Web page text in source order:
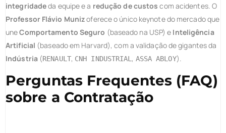
integridadeda equipe e a redução de custos com acidentes. O
Professor Flávio Munizoferece o único keynote do mercado que
uneComportamento Seguro (baseado na USP) e Inteligência
Artificial (baseado em Harvard), com a validação de gigantes da
Indústria(RENAULT, CNH INDUSTRIAL , ASSA ABLOY).
Perguntas Frequentes (FAQ)
sobre a Contratação